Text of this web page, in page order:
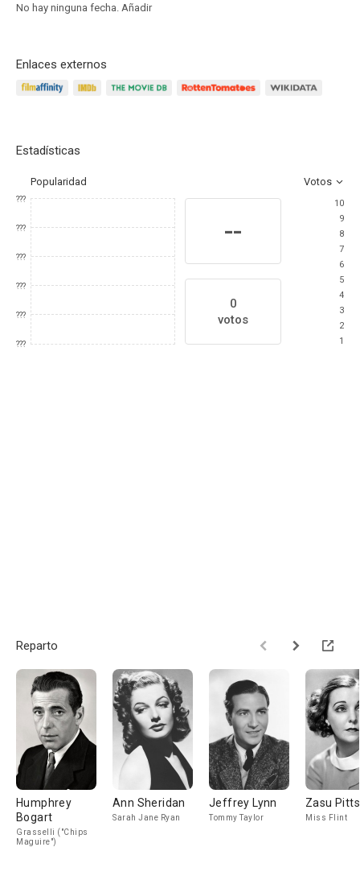
No hay ninguna fecha. Añadir
Enlaces externos
Estadísticas
Popularidad Votos
???
???
???
???
???
???
--
0
votos
10
9
8
7
6
5
4
3
2
1
Reparto
Humphrey
Bogart
Grasselli ("Chips
Maguire")
Ann Sheridan
Sarah Jane Ryan
Jeffrey Lynn
Tommy Taylor
Zasu Pitts
Miss Flint